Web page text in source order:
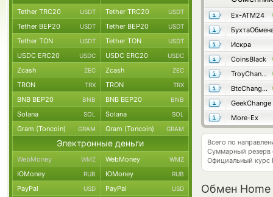
Ex-ATM24
Искра
CoinsBlack
TroyChange
BtcChange24
GeekChange
More-Ex
Всего по
Суммарный резерв
Официальный курс
Обмен Home
Tether TRC20 USDT Tether TRC20 USDT
Tether BEP20 USDT Tether BEP20 USDT
Tether TON USDT Tether TON USDT
USDC ERC20 USDC USDC ERC20 USDC
Zcash ZEC Zcash ZEC
TRON TRX TRON TRX
BNB BEP20 BNB BNB BEP20 BNB
Solana SOL Solana SOL
Gram (Toncoin) GRAM Gram (Toncoin) GRAM
Электронные деньги
WebMoney WMZ WebMoney WMZ
ЮMoney RUB ЮMoney RUB
PayPal USD PayPal USD